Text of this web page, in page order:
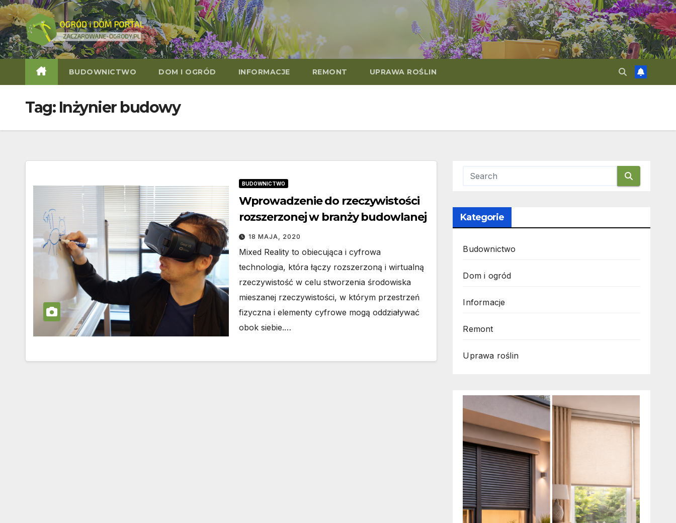
Skip
to
content
BUDOWNICTWO DOM I OGRÓD INFORMACJE REMONT UPRAWA ROŚLIN
Tag: Inżynier budowy
BUDOWNICTWO
Wprowadzenie do rzeczywistości
rozszerzonej w branży budowlanej
18 MAJA, 2020
Mixed Reality to obiecująca i cyfrowa
technologia, która łączy rozszerzoną i wirtualną
rzeczywistość w celu stworzenia środowiska
mieszanej rzeczywistości, w którym przestrzeń
fizyczna i elementy cyfrowe mogą oddziaływać
obok siebie.…
Kategorie
Budownictwo
Dom i ogród
Informacje
Remont
Uprawa roślin